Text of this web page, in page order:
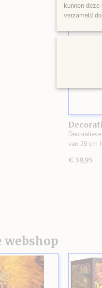
van 29 cm
€ 39,95
webshop
kunnen
verzameld